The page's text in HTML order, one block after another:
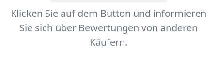
Klicken Sie auf dem Button und informieren
Sie sich über Bewertungen von anderen
Käufern.